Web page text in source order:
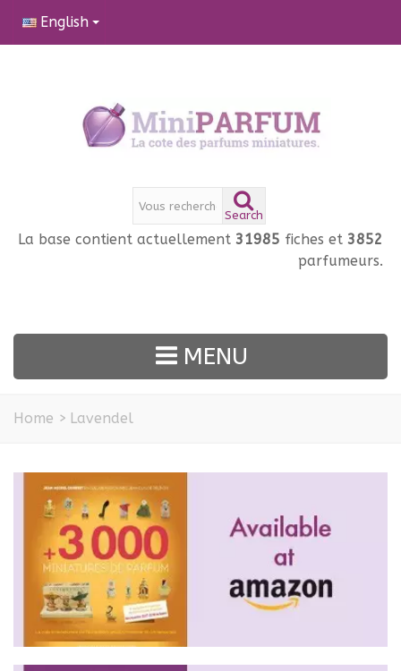
English
Search
La base contient actuellement 31985 fiches et 3852
parfumeurs.
MENU
Home > Lavendel